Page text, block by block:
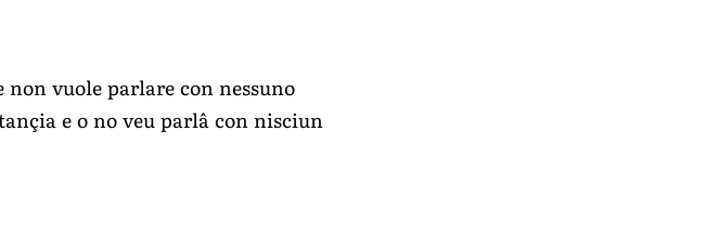
vuole parlare con nessuno
e o no veu parlâ con nisciun